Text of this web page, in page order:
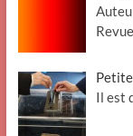
Revue
Il est